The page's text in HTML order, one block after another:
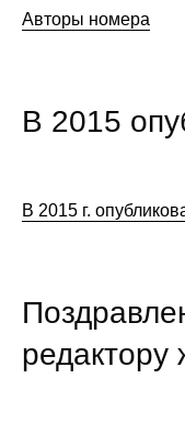
Авторы номера
В 2015
В 2015 г.
редактору